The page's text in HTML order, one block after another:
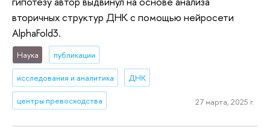
вторичных структур ДНК с помощью нейросети
AlphaFold3.
Наука публикации
исследования и аналитика ДНК
центры превосходства 27 марта, 2025 г.